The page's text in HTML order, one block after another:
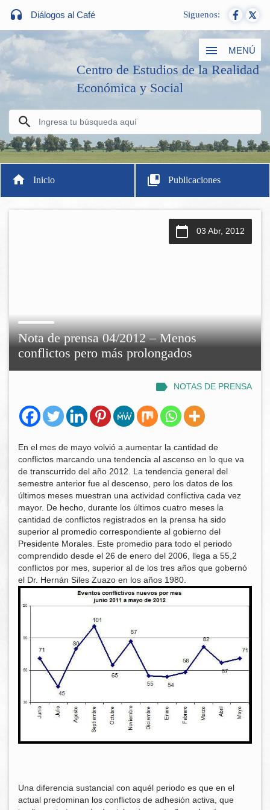
Diálogos al Café Siguenos:
MENÚ
Centro de Estudios de la Realidad
Económica y Social
Inicio Publicaciones
03 Abr, 2012
Nota de prensa 04/2012 – Menos
conflictos pero más prolongados
NOTAS DE PRENSA
En el mes de mayo volvió a aumentar la cantidad de
conflictos marcando una tendencia al ascenso en lo que va
de transcurrido del año 2012. La tendencia general del
semestre anterior fue al descenso, pero los datos de los
últimos meses muestran una actividad conflictiva cada vez
mayor. De hecho, durante los últimos cuatro meses la
cantidad de conflictos registrados en la prensa ha sido
superior al promedio correspondiente al gobierno del
Presidente Morales. Este promedio para todo el periodo
comprendido desde el 26 de enero del 2006, llega a 55,2
conflictos por mes, superior al de los tres años que gobernó
el Dr. Hernán Siles Zuazo en los años 1980.
Una diferencia sustancial con aquél periodo es que en el
actual predominan los conflictos de adhesión activa, que